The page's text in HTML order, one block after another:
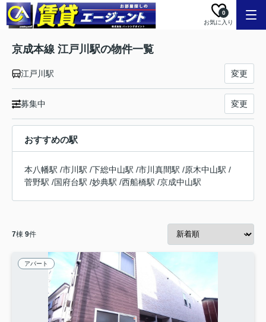
お気に入り
0
京成本線 江戸川駅の物件一覧
江戸川駅 変更
募集中 変更
おすすめの駅
本八幡駅 /市川駅 /下総中山駅 /市川真間駅 /原木中山駅 /
菅野駅 /国府台駅 /妙典駅 /西船橋駅 /京成中山駅
7棟 9件
アパート